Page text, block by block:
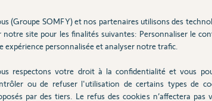
7 ans
vert mais quand je vais sur l'application j'ai
(Groupe SOMFY) et nos partenaires utilisons des
notre site pour les finalités suivantes: Personnaliser le
expérience personnalisée et analyser notre trafic.
respectons votre droit à la confidentialité et vous
ou de refuser l'utilisation de certains types de
par des tiers. Le refus des cookies n’affectera